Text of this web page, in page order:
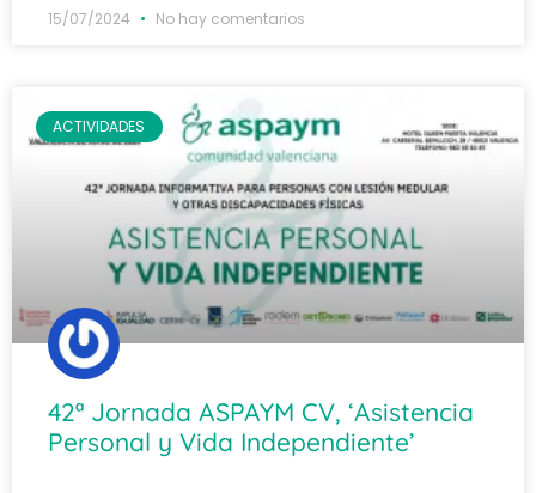
15/07/2024 No hay comentarios
ACTIVIDADES
42ª Jornada ASPAYM CV, ‘Asistencia
Personal y Vida Independiente’